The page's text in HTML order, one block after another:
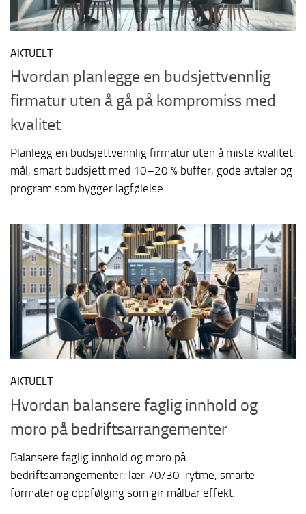
AKTUELT
Hvordan planlegge en budsjettvennlig
firmatur uten å gå på kompromiss med
kvalitet
Planlegg en budsjettvennlig firmatur uten å miste kvalitet:
mål, smart budsjett med 10–20 % buffer, gode avtaler og
program som bygger lagfølelse.
AKTUELT
Hvordan balansere faglig innhold og
moro på bedriftsarrangementer
Balansere faglig innhold og moro på
bedriftsarrangementer: lær 70/30-rytme, smarte
formater og oppfølging som gir målbar effekt.